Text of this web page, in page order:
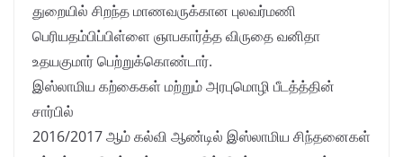
துறையில் சிறந்த மாணவருக்கான புலவர்மணி
பெரியதம்பிப்பிள்ளை ஞாபகார்த்த விருதை வனிதா
உதயகுமார் பெற்றுக்கொண்டார்.
இஸ்லாமிய கற்கைகள் மற்றும் அரபுமொழி பீடத்த்தின்
சார்பில்
2016/2017 ஆம் கல்வி ஆண்டில் இஸ்லாமிய சிந்தனைகள்